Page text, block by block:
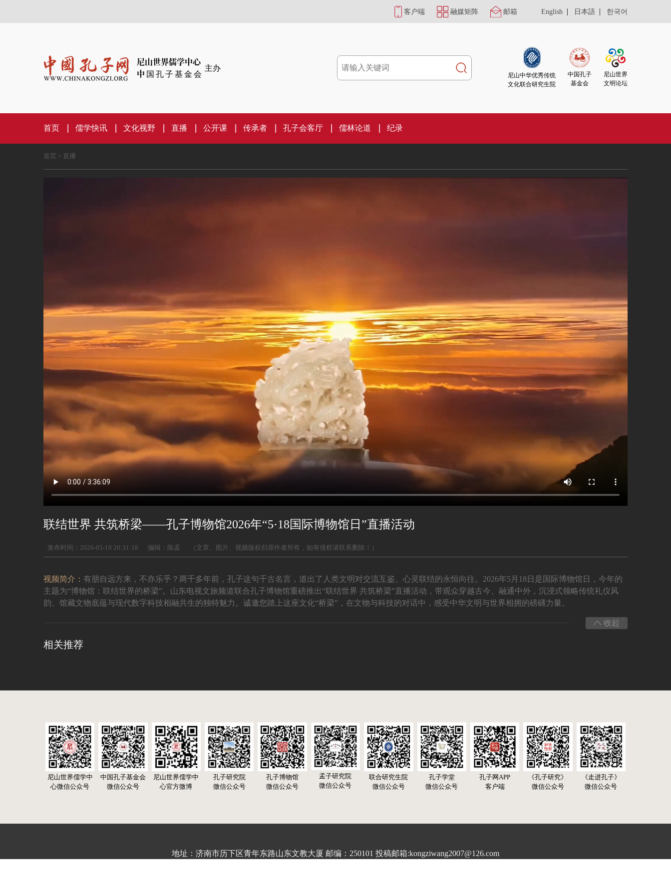
客户端 融媒矩阵 邮箱 English | 日本語 | 한국어
尼山世界儒学中心
中国孔子基金会
主办
尼山中华优秀传统
文化联合研究生院
中国孔子
基金会
尼山世界
文明论坛
首页 儒学快讯 文化视野 直播 公开课 传承者 孔子会客厅 儒林论道 纪录
首页 > 直播
联结世界 共筑桥梁——孔子博物馆2026年“5·18国际博物馆日”直播活动
发布时间：2026-05-18 20:31:18 编辑：陈孟 （文章、图片、视频版权归原作者所有，如有侵权请联系删除！）
视频简介： 有朋自远方来，不亦乐乎？两千多年前，孔子这句千古名言，道出了人类文明对交流互鉴、心灵联结的永恒向往。2026年5月18日是国际博物馆日，今年的
主题为“博物馆：联结世界的桥梁”。山东电视文旅频道联合孔子博物馆重磅推出“联结世界 共筑桥梁”直播活动，带观众穿越古今、融通中外，沉浸式领略传统礼仪风
韵、馆藏文物底蕴与现代数字科技相融共生的独特魅力。诚邀您踏上这座文化“桥梁”，在文物与科技的对话中，感受中华文明与世界相拥的磅礴力量。
收起
相关推荐
尼山世界儒学中
心微信公众号
中国孔子基金会
微信公众号
尼山世界儒学中
心官方微博
孔子研究院
微信公众号
孔子博物馆
微信公众号
孟子研究院
微信公众号
联合研究生院
微信公众号
孔子学堂
微信公众号
孔子网APP
客户端
《孔子研究》
微信公众号
《走进孔子》
微信公众号
地址：济南市历下区青年东路山东文教大厦 邮编：250101 投稿邮箱:kongziwang2007@126.com